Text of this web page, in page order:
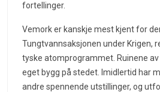
fortellinger.
Vemork er kanskje mest kjent for
Tungtvannsaksjonen under Krigen,
tyske atomprogrammet. Ruinene
eget bygg på stedet. Imidlertid har
andre spennende utstillinger, og